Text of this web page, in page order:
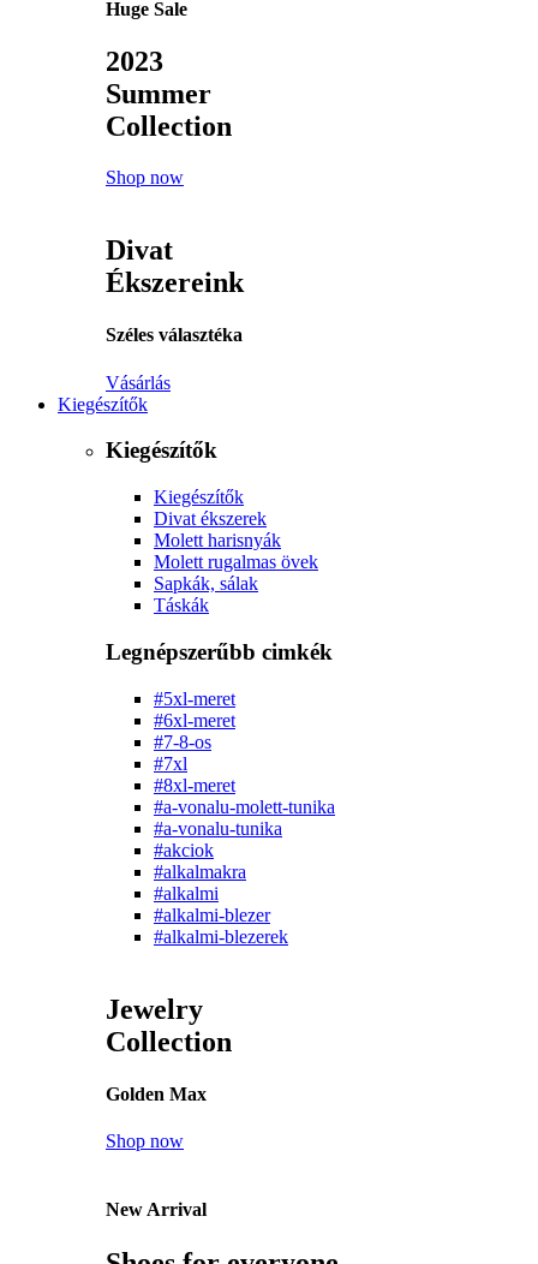
Huge Sale
2023
Summer
Collection
Shop now
Divat
Ékszereink
Széles választéka
Vásárlás
Kiegészítők
Kiegészítők
Kiegészítők
Divat ékszerek
Molett harisnyák
Molett rugalmas övek
Sapkák, sálak
Táskák
Legnépszerűbb cimkék
#5xl-meret
#6xl-meret
#7-8-os
#7xl
#8xl-meret
#a-vonalu-molett-tunika
#a-vonalu-tunika
#akciok
#alkalmakra
#alkalmi
#alkalmi-blezer
#alkalmi-blezerek
Jewelry
Collection
Golden Max
Shop now
New Arrival